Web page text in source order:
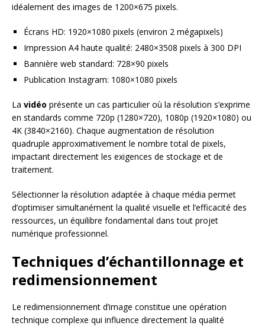
idéalement des images de 1200×675 pixels.
Écrans HD: 1920×1080 pixels (environ 2 mégapixels)
Impression A4 haute qualité: 2480×3508 pixels à 300 DPI
Bannière web standard: 728×90 pixels
Publication Instagram: 1080×1080 pixels
La vidéo présente un cas particulier où la résolution s’exprime
en standards comme 720p (1280×720), 1080p (1920×1080) ou
4K (3840×2160). Chaque augmentation de résolution
quadruple approximativement le nombre total de pixels,
impactant directement les exigences de stockage et de
traitement.
Sélectionner la résolution adaptée à chaque média permet
d’optimiser simultanément la qualité visuelle et l’efficacité des
ressources, un équilibre fondamental dans tout projet
numérique professionnel.
Techniques d’échantillonnage et
redimensionnement
Le redimensionnement d’image constitue une opération
technique complexe qui influence directement la qualité